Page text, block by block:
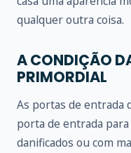
qualquer outra coisa.
A CONDIÇÃO
PRIMORDIAL
As portas de entrada
porta de entrada para
danificados ou com